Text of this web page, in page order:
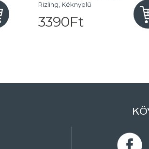
Rizling, Kéknyelű
3390Ft